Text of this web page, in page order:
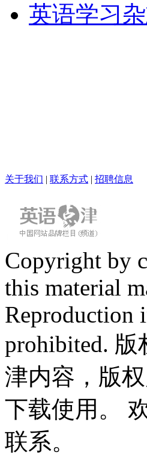
英语学习
关于我们 | 联系方式 | 招聘信息
Copyright by
this material
Reproduction
prohibited.
津内容，版
下载使用。
联系。